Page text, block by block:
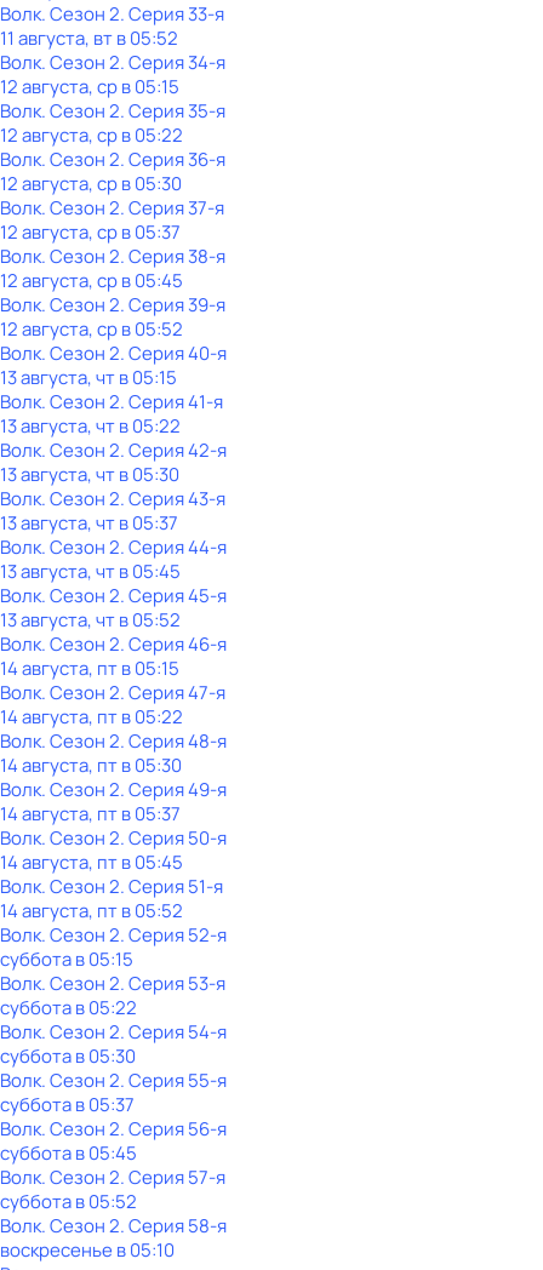
Волк. Сезон 2. Серия 33-я
11 августа, вт в 05:52
Волк. Сезон 2. Серия 34-я
12 августа, ср в 05:15
Волк. Сезон 2. Серия 35-я
12 августа, ср в 05:22
Волк. Сезон 2. Серия 36-я
12 августа, ср в 05:30
Волк. Сезон 2. Серия 37-я
12 августа, ср в 05:37
Волк. Сезон 2. Серия 38-я
12 августа, ср в 05:45
Волк. Сезон 2. Серия 39-я
12 августа, ср в 05:52
Волк. Сезон 2. Серия 40-я
13 августа, чт в 05:15
Волк. Сезон 2. Серия 41-я
13 августа, чт в 05:22
Волк. Сезон 2. Серия 42-я
13 августа, чт в 05:30
Волк. Сезон 2. Серия 43-я
13 августа, чт в 05:37
Волк. Сезон 2. Серия 44-я
13 августа, чт в 05:45
Волк. Сезон 2. Серия 45-я
13 августа, чт в 05:52
Волк. Сезон 2. Серия 46-я
14 августа, пт в 05:15
Волк. Сезон 2. Серия 47-я
14 августа, пт в 05:22
Волк. Сезон 2. Серия 48-я
14 августа, пт в 05:30
Волк. Сезон 2. Серия 49-я
14 августа, пт в 05:37
Волк. Сезон 2. Серия 50-я
14 августа, пт в 05:45
Волк. Сезон 2. Серия 51-я
14 августа, пт в 05:52
Волк. Сезон 2. Серия 52-я
субботав05:15
Волк. Сезон 2. Серия 53-я
субботав05:22
Волк. Сезон 2. Серия 54-я
субботав05:30
Волк. Сезон 2. Серия 55-я
субботав05:37
Волк. Сезон 2. Серия 56-я
субботав05:45
Волк. Сезон 2. Серия 57-я
субботав05:52
Волк. Сезон 2. Серия 58-я
воскресенье в05:10